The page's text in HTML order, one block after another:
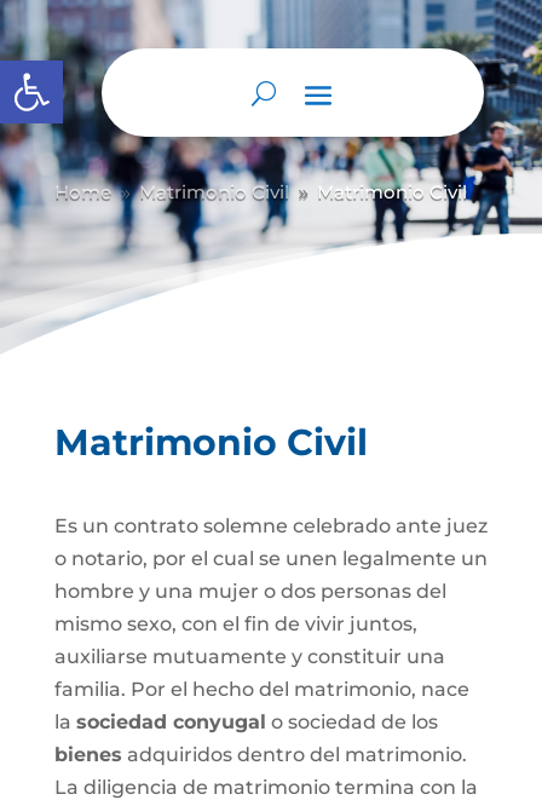
Abrir barra de herramientas
Home 9 Matrimonio Civil 9 Matrimonio Civil
Matrimonio Civil
Es un contrato solemne celebrado ante juez
o notario, por el cual se unen legalmente un
hombre y una mujer o dos personas del
mismo sexo, con el fin de vivir juntos,
auxiliarse mutuamente y constituir una
familia. Por el hecho del matrimonio, nace
la sociedad conyugal o sociedad de los
bienes adquiridos dentro del matrimonio.
La diligencia de matrimonio termina con la